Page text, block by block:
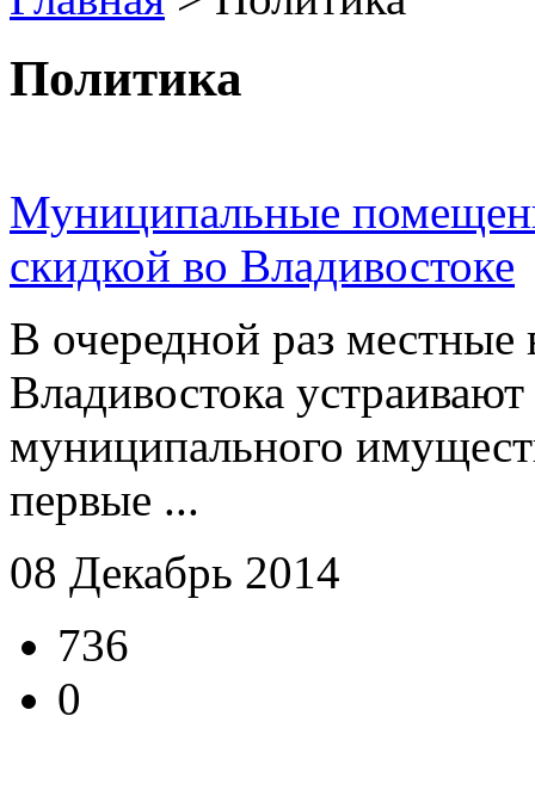
Политика
Муниципальные
скидкой во Владивостоке
В очередной раз местные
Владивостока
муниципального
первые ...
08 Декабрь 2014
736
0